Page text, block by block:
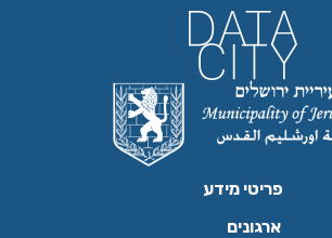
פריטי מידע
ארגונים